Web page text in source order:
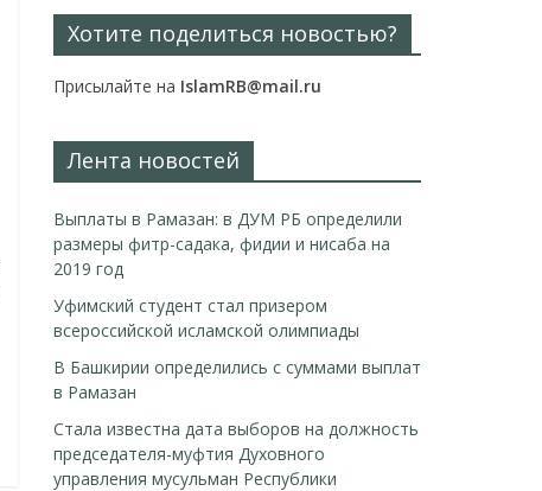
Хотите поделиться новостью?
Присылайте на IslamRB@mail.ru
Лента новостей
Выплаты в Рамазан: в ДУМ РБ определили
размеры фитр-садака, фидии и нисаба на
2019 год
Уфимский студент стал призером
всероссийской исламской олимпиады
В Башкирии определились с суммами выплат
в Рамазан
Стала известна дата выборов на должность
председателя-муфтия Духовного
управления мусульман Республики